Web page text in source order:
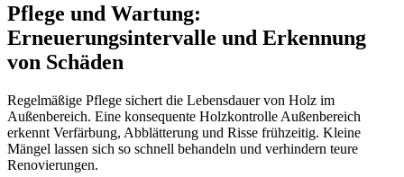
Pflege und Wartung:
Erneuerungsintervalle und Erkennung
von Schäden
Regelmäßige Pflege sichert die Lebensdauer von Holz im
Außenbereich. Eine konsequente Holzkontrolle Außenbereich
erkennt Verfärbung, Abblätterung und Risse frühzeitig. Kleine
Mängel lassen sich so schnell behandeln und verhindern teure
Renovierungen.